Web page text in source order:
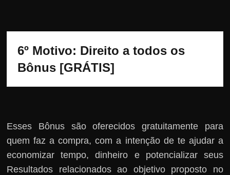
6º Motivo: Direito a todos os
Bônus [GRÁTIS]
Esses Bônus são oferecidos gratuitamente para
quem faz a compra, com a intenção de te ajudar a
economizar tempo, dinheiro e potencializar seus
Resultados relacionados ao objetivo proposto no